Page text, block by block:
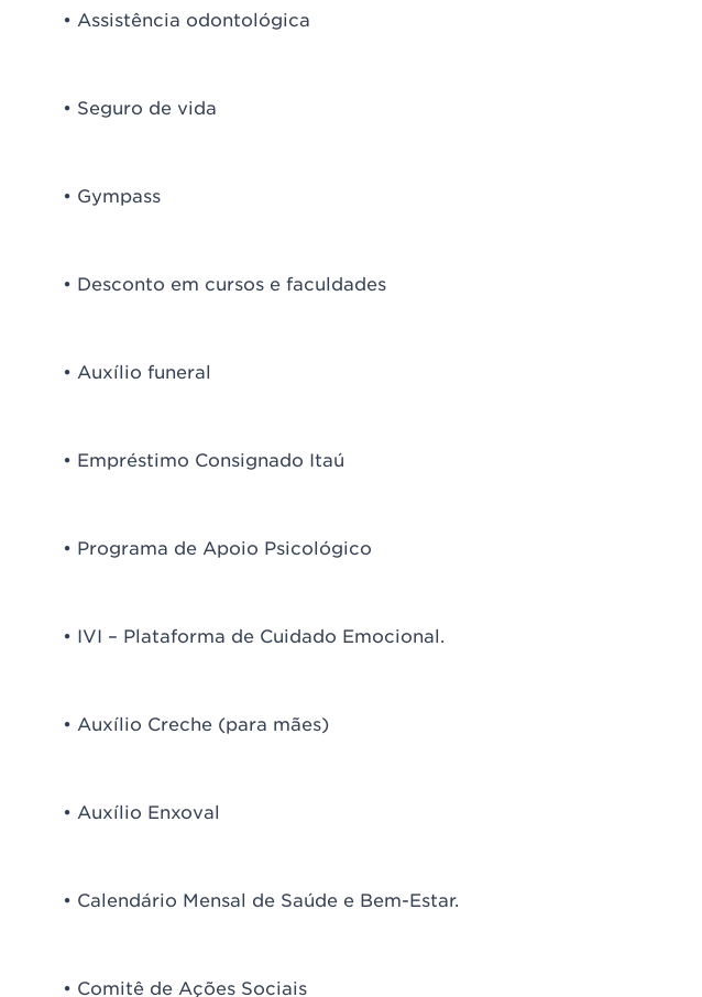
• Assistência odontológica
• Seguro de vida
• Gympass
• Desconto em cursos e faculdades
• Auxílio funeral
• Empréstimo Consignado Itaú
• Programa de Apoio Psicológico
• IVI – Plataforma de Cuidado Emocional.
• Auxílio Creche (para mães)
• Auxílio Enxoval
• Calendário Mensal de Saúde e Bem-Estar.
• Comitê de Ações Sociais